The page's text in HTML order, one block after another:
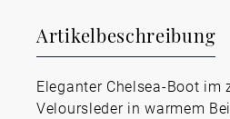
Artikelbeschreibung
Eleganter Chelsea-Boot im
Veloursleder in warmem